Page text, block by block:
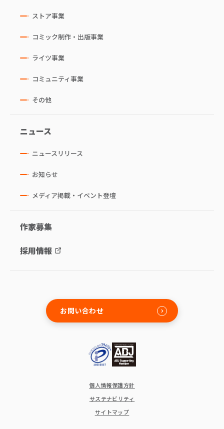
ストア事業
コミック制作・出版事業
ライツ事業
コミュニティ事業
その他
ニュース
ニュースリリース
お知らせ
メディア掲載・イベント登壇
作家募集
採用情報
お問い合わせ
個人情報保護方針
サステナビリティ
サイトマップ